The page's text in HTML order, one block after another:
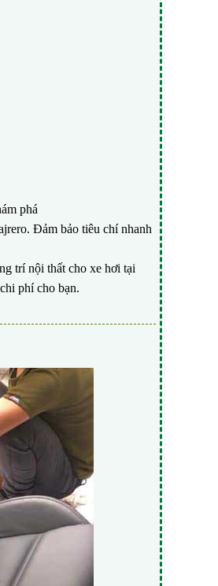
phá
Đảm bảo tiêu chí nhanh
trí nội thất cho xe hơi tại
phí cho bạn.